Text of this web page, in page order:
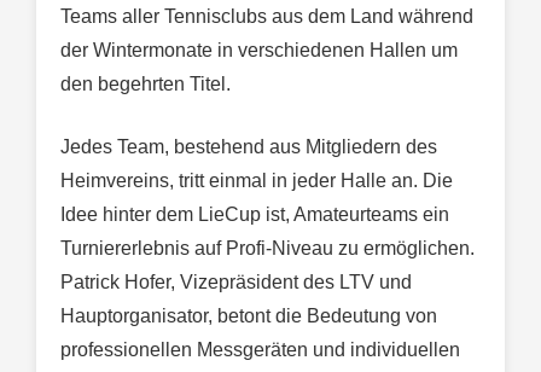
Teams aller Tennisclubs aus dem Land während
der Wintermonate in verschiedenen Hallen um
den begehrten Titel.
Jedes Team, bestehend aus Mitgliedern des
Heimvereins, tritt einmal in jeder Halle an. Die
Idee hinter dem LieCup ist, Amateurteams ein
Turniererlebnis auf Profi-Niveau zu ermöglichen.
Patrick Hofer, Vizepräsident des LTV und
Hauptorganisator, betont die Bedeutung von
professionellen Messgeräten und individuellen